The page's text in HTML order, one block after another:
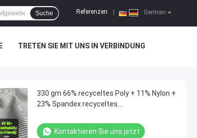
German
Referenzen
Suche
TRETEN SIE MIT UNS IN VERBINDUNG
330 gm 66% recyceltes Poly + 11% Nylon +
23% Spandex recyceltes
Kontaktieren Sie uns jetzt